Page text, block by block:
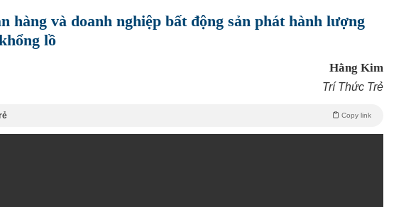
hàng và doanh nghiệp bất động sản phát hành lượng
lồ
Hằng Kim
Trí Thức Trẻ
Copy link